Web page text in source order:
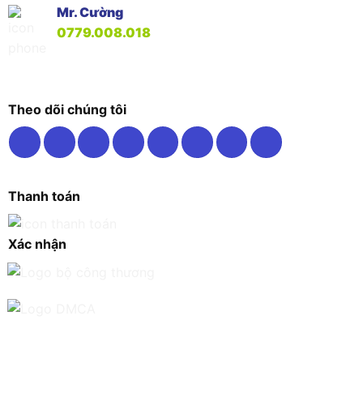
Mr. Cường
0779.008.018
Theo dõi chúng tôi
Thanh toán
Xác nhận